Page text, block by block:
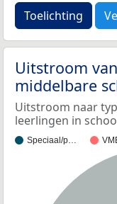
Toelichting
Uitstroom
middelbare
Uitstroom naar
leerlingen in
Speciaal/p…